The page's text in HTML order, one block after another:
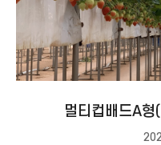
멀티컵배드A형